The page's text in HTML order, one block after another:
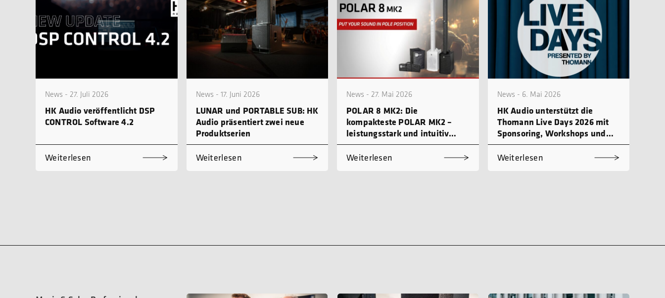
News - 27. Juli 2026
HK Audio veröffentlicht DSP
CONTROL Software 4.2
Weiterlesen
News - 17. Juni 2026
LUNAR und PORTABLE SUB: HK
Audio präsentiert zwei neue
Produktserien
Weiterlesen
News - 27. Mai 2026
POLAR 8 MK2: Die
kompakteste POLAR MK2 –
leistungsstark und intuitiv
bedienbar
Weiterlesen
News - 6. Mai 2026
HK Audio unterstützt die
Thomann Live Days 2026 mit
Sponsoring, Workshops und
Produktdemo
Weiterlesen